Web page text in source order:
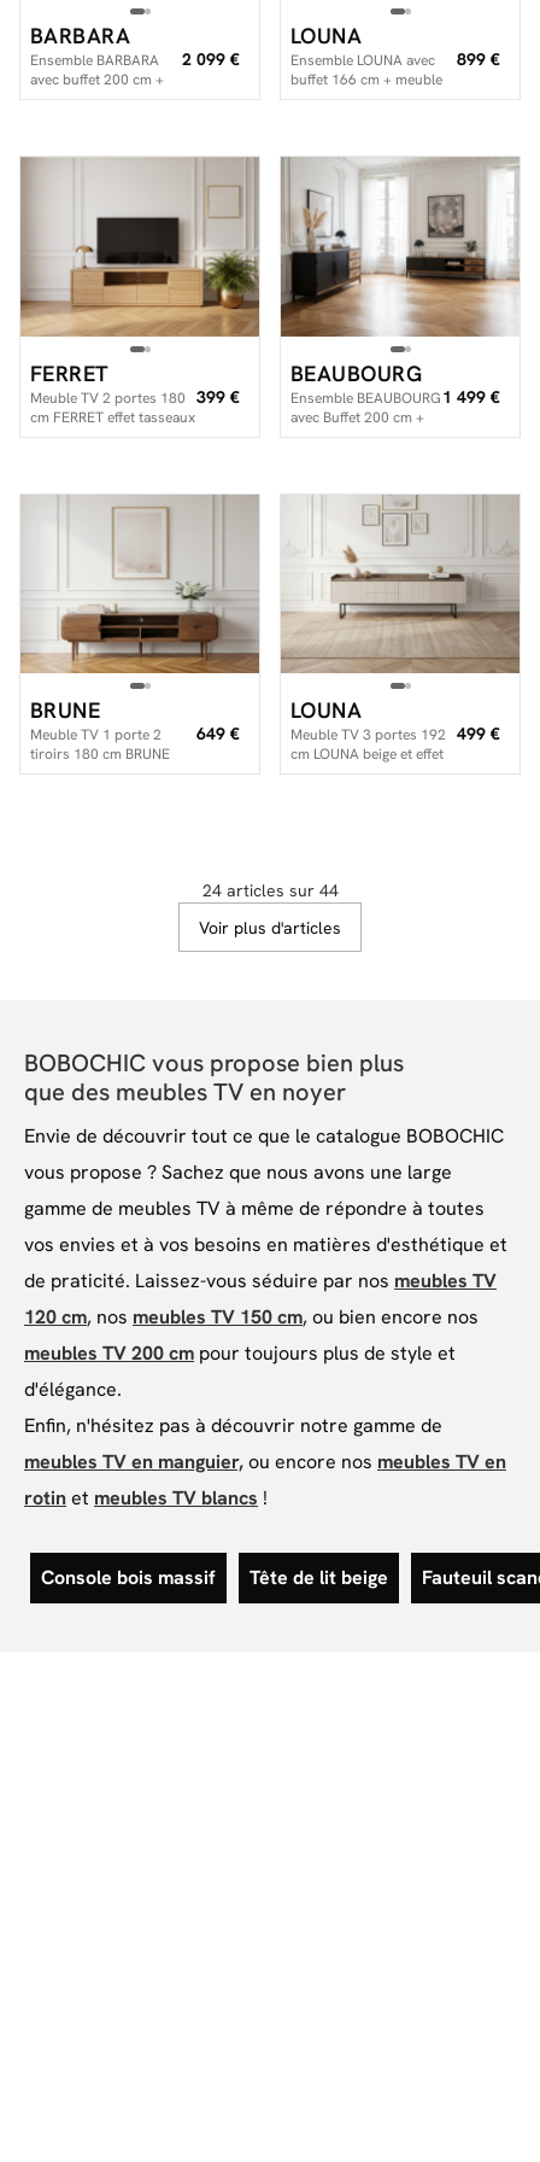
BARBARA
Ensemble BARBARA
avec buffet 200 cm +
meuble TV 200 cm bois
2 099 €
LOUNA
Ensemble LOUNA avec
buffet 166 cm + meuble
TV 166 cm beige et effet
899 €
FERRET
Meuble TV 2 portes 180
cm FERRET effet tasseaux
de bois
399 €
BEAUBOURG
Ensemble BEAUBOURG
avec Buffet 200 cm +
Meuble TV Bois de
1 499 €
BRUNE
Meuble TV 1 porte 2
tiroirs 180 cm BRUNE
bois massif de manguier
649 €
LOUNA
Meuble TV 3 portes 192
cm LOUNA beige et effet
bois avec tasseaux et LED
499 €
24 articles sur 44
Voir plus d'articles
BOBOCHIC vous propose bien plus
que des meubles TV en noyer
Envie de découvrir tout ce que le catalogue BOBOCHIC
vous propose ? Sachez que nous avons une large
gamme de meubles TV à même de répondre à toutes
vos envies et à vos besoins en matières d'esthétique et
de praticité. Laissez-vous séduire par nos meubles TV
120 cm, nos meubles TV 150 cm, ou bien encore nos
meubles TV 200 cm pour toujours plus de style et
d'élégance.
Enfin, n'hésitez pas à découvrir notre gamme de
meubles TV en manguier,ou encore nos meubles TV en
rotinet meubles TV blancs !
Console bois massif Tête de lit beige Fauteuil